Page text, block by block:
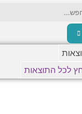
לכל התוצאות